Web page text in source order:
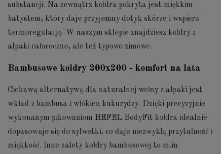
substancji. Na zewnątrz kołdra pokryta jest miękkim
batystem, który daje przyjemny dotyk skórze i wspiera
termoregulację. W naszym sklepie znajdziesz kołdry z
alpaki całoroczne, ale też typowo zimowe.
Bambusowe kołdry 200x200 - komfort na lata
Ciekawą alternatywą dla naturalnej wełny z alpaki jest
wkład z bambusa i włókien kukurydzy. Dzięki precyzyjnie
wykonanym pikowaniom HEFEL BodyFit kołdra idealnie
dopasowuje się do sylwetki, co daje niezwykłą przytulność i
miękkość. Inne zalety kołdry bambusowej to m.in.